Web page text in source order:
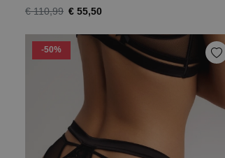
€ 110,99 € 55,50
-50%